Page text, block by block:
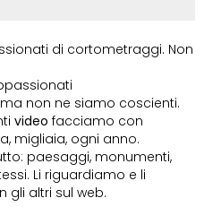
di cortometraggi. Non
ma non ne siamo coscienti.
video facciamo con
migliaia, ogni anno.
paesaggi, monumenti,
Li riguardiamo e li
gli altri sul web.